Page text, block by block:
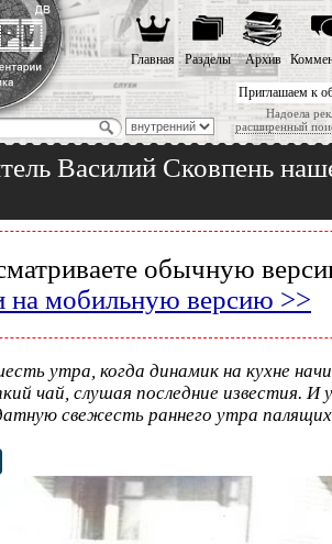
Приглашаем к
Надоела
расширенный
Главная Разделы Архив
Василий Сковпень
обычную
на мобильную версию >>
утра, когда динамик на кухне
чай, слушая последние известия. И
свежесть раннего утра